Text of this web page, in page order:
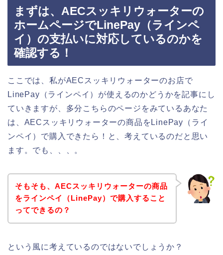
まずは、AECスッキリウォーターの
ホームページでLinePay（ラインペ
イ）の支払いに対応しているのかを
確認する！
ここでは、私がAECスッキリウォーターのお店で
LinePay（ラインペイ）が使えるのかどうかを記事にし
ていきますが、多分こちらのページをみているあなた
は、AECスッキリウォーターの商品をLinePay（ライ
ンペイ）で購入できたら！と、考えているのだと思い
ます。でも、、、。
そもそも、AECスッキリウォーターの商品
をラインペイ（LinePay）で購入すること
ってできるの？
という風に考えているのではないでしょうか？